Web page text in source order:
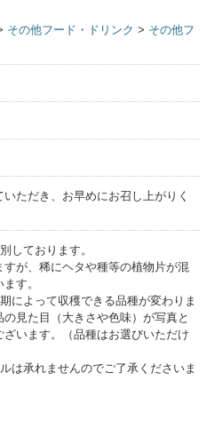
その他フード・ドリンク > その他フ
ただき、お早めにお召し上がりく
しております。
が、稀にヘタや種等の植物片が混
す。
によって収穫できる品種が変わりま
見た目（大きさや色味）が写真と
います。（品種はお選びいただけ
は承れませんのでご了承くださいま